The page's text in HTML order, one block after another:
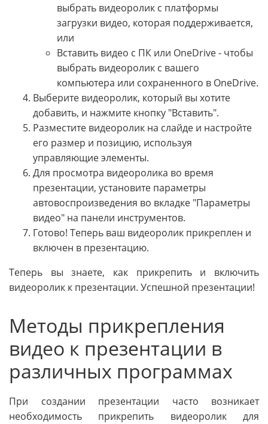
выбрать видеоролик с платформы
загрузки видео, которая поддерживается,
или
Вставить видео с ПК или OneDrive - чтобы
выбрать видеоролик с вашего
компьютера или сохраненного в OneDrive.
Выберите видеоролик, который вы хотите
добавить, и нажмите кнопку "Вставить".
Разместите видеоролик на слайде и настройте
его размер и позицию, используя
управляющие элементы.
Для просмотра видеоролика во время
презентации, установите параметры
автовоспроизведения во вкладке "Параметры
видео" на панели инструментов.
Готово! Теперь ваш видеоролик прикреплен и
включен в презентацию.
Теперь вы знаете, как прикрепить и включить
видеоролик к презентации. Успешной презентации!
Методы прикрепления
видео к презентации в
различных программах
При создании презентации часто возникает
необходимость прикрепить видеоролик для